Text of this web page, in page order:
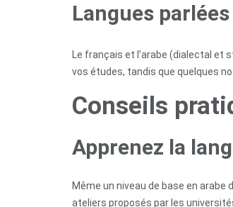
Professionnelles
Contactez-
Langues
Le français et l’arabe (dialectal
vos études, tandis que quelques
Conseils
Apprenez la
Même un niveau de base en
ateliers proposés par les